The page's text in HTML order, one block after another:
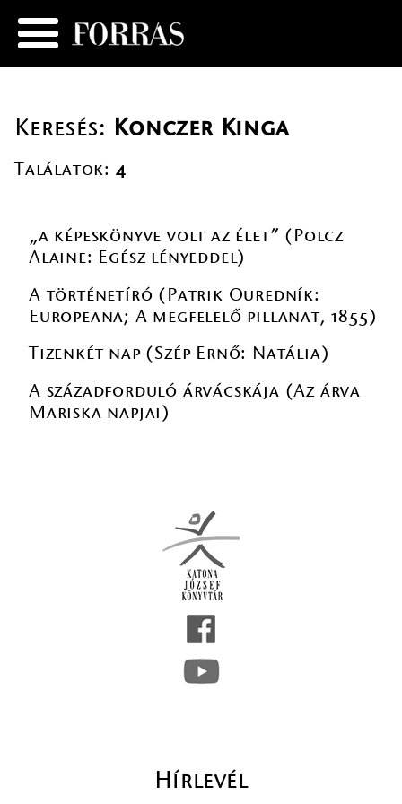
Keresés: Konczer Kinga
Találatok: 4
„a képeskönyve volt az élet” (Polcz
Alaine: Egész lényeddel)
A történetíró (Patrik Ouredník:
Europeana; A megfelelő pillanat, 1855)
Tizenkét nap (Szép Ernő: Natália)
A századforduló árvácskája (Az árva
Mariska napjai)
Hírlevél